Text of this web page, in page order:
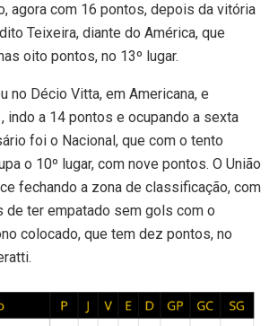
agora com 16 pontos, depois da vitória
Teixeira, diante do América, que
oito pontos, no 13º lugar.
no Décio Vitta, em Americana, e
indo a 14 pontos e ocupando a sexta
foi o Nacional, que com o tento
o 10º lugar, com nove pontos. O União
fechando a zona de classificação, com
de ter empatado sem gols com o
colocado, que tem dez pontos, no